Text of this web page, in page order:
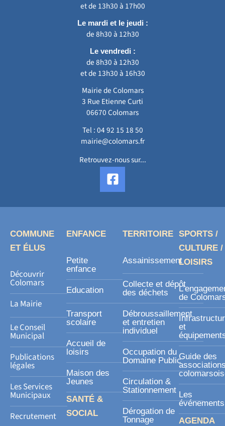
et de 13h30 à 17h00
Le mardi et le jeudi :
de 8h30 à 12h30
Le vendredi :
de 8h30 à 12h30
et de 13h30 à 16h30
Mairie de Colomars
3 Rue Etienne Curti
06670 Colomars
Tel :04 92 15 18 50
mairie@colomars.fr
Retrouvez-nous sur...
F
a
c
e
s
r
COMMUNE
ET ÉLUS
Découvrir
Colomars
La Mairie
Le Conseil
Municipal
Publications
légales
Les Services
Municipaux
Recrutement
ENFANCE
Petite
enfance
Education
Transport
scolaire
Accueil de
loisirs
Maison des
Jeunes
SANTÉ &
SOCIAL
TERRITOIRE
Assainissement
Collecte et dépôt
des déchets
Débroussaillement
et entretien
individuel
Occupation du
Domaine Public
Circulation &
Stationnement
Dérogation de
Tonnage
SPORTS /
CULTURE /
LOISIRS
de
et
Guide des
Les
événements
AGENDA